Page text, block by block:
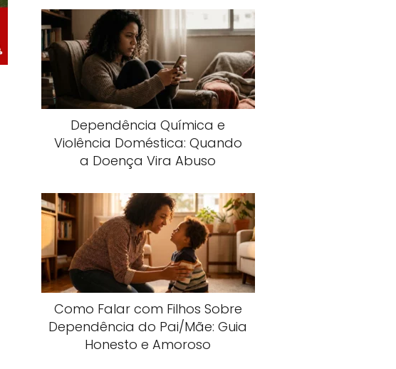
Dependência Química e
Violência Doméstica: Quando
a Doença Vira Abuso
Como Falar com Filhos Sobre
Dependência do Pai/Mãe: Guia
Honesto e Amoroso